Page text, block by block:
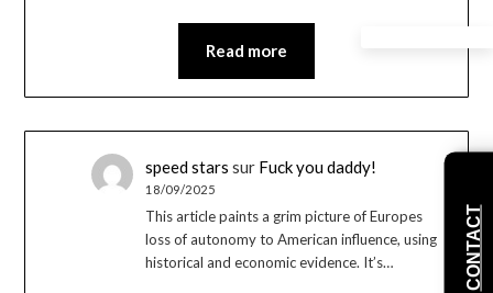
Read more
speed stars sur Fuck you daddy!
18/09/2025
This article paints a grim picture of Europes
loss of autonomy to American influence, using
historical and economic evidence. It’s…
CONTACT